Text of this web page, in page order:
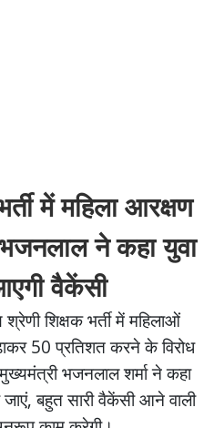
में महिला आरक्षण
ने कहा युवा
वैकेंसी
श्रेणी शिक्षक भर्ती में महिलाओं
50 प्रतिशत करने के विरोध
भजनलाल शर्मा ने कहा
बहुत सारी वैकेंसी आने वाली